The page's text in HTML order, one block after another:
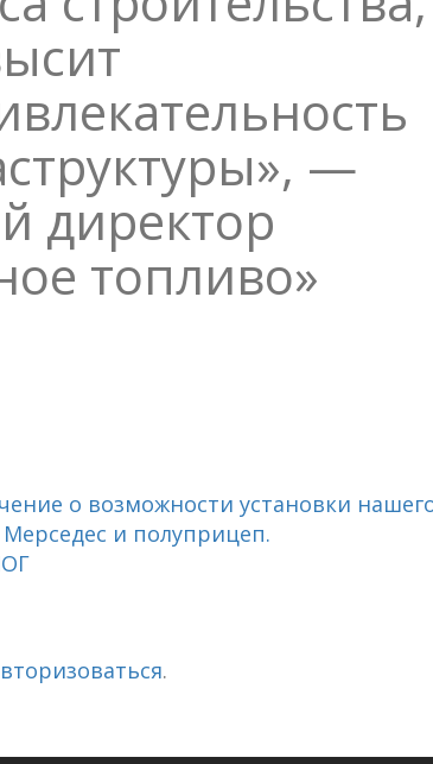
—
директор
топливо»
о возможности установки
и полуприцеп.
.